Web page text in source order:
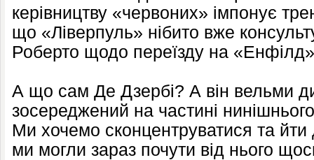
керівництву «червоних» імпонує
що «Ліверпуль» нібито вже
Роберто щодо переїзду на
А що сам Де Дзербі? А він вельми
зосереджений на частині
Ми хочемо сконцентруватися та йти
ми могли зараз почути від нього